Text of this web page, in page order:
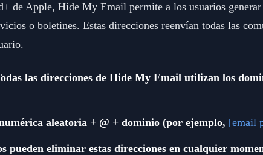
de Apple, Hide My Email permite a los usuarios
o boletines. Estas direcciones reenvían todas las
las direcciones de Hide My Email utilizan los
aleatoria + @ + dominio (por ejemplo, [email
pueden eliminar estas direcciones en cualquier